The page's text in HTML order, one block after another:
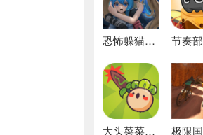
恐怖躲猫猫4 最新版
大头菜菜历险记 好玩的